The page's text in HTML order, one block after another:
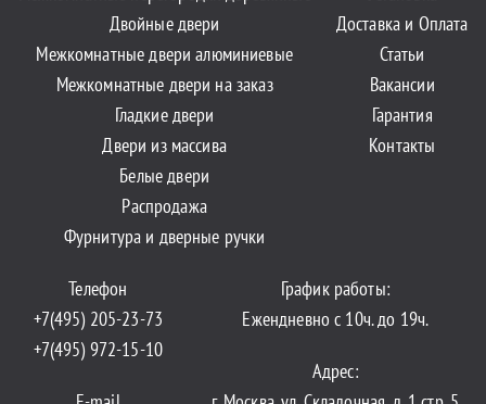
Двойные двери
Межкомнатные двери алюминиевые
Межкомнатные двери на заказ
Гладкие двери
Двери из массива
Белые двери
Распродажа
Фурнитура и дверные ручки
Доставка и Оплата
Статьи
Вакансии
Гарантия
Контакты
Телефон
+7(495) 205-23-73
+7(495) 972-15-10
График работы:
Ежендневно с 10ч. до 19ч.
Адрес: